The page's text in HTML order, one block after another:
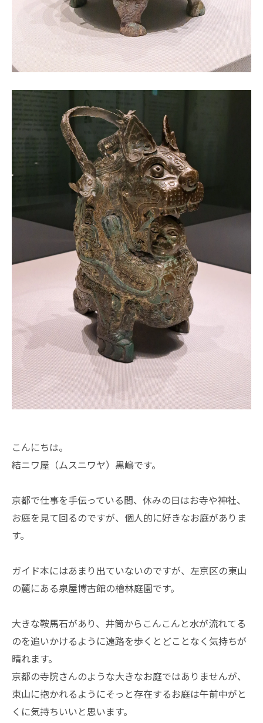
こんにちは。
結ニワ屋（ムスニワヤ）黒嶋です。
京都で仕事を手伝っている間、休みの日はお寺や神社、
お庭を見て回るのですが、個人的に好きなお庭がありま
す。
ガイド本にはあまり出ていないのですが、左京区の東山
の麓にある泉屋博古館の檜林庭園です。
大きな鞍馬石があり、井筒からこんこんと水が流れてる
のを追いかけるように遠路を歩くとどことなく気持ちが
晴れます。
京都の寺院さんのような大きなお庭ではありませんが、
東山に抱かれるようにそっと存在するお庭は午前中がと
くに気持ちいいと思います。